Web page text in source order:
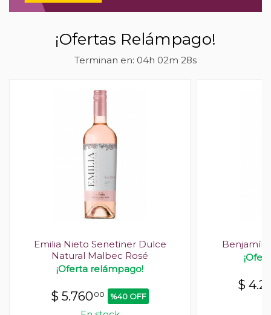
¡Ofertas Relámpago!
Terminan en: 04h 02m 27s
Emilia Nieto Senetiner Dulce
Natural Malbec Rosé
¡Oferta relámpago!
$ 5.76000 %40 OFF
Benjamín
$